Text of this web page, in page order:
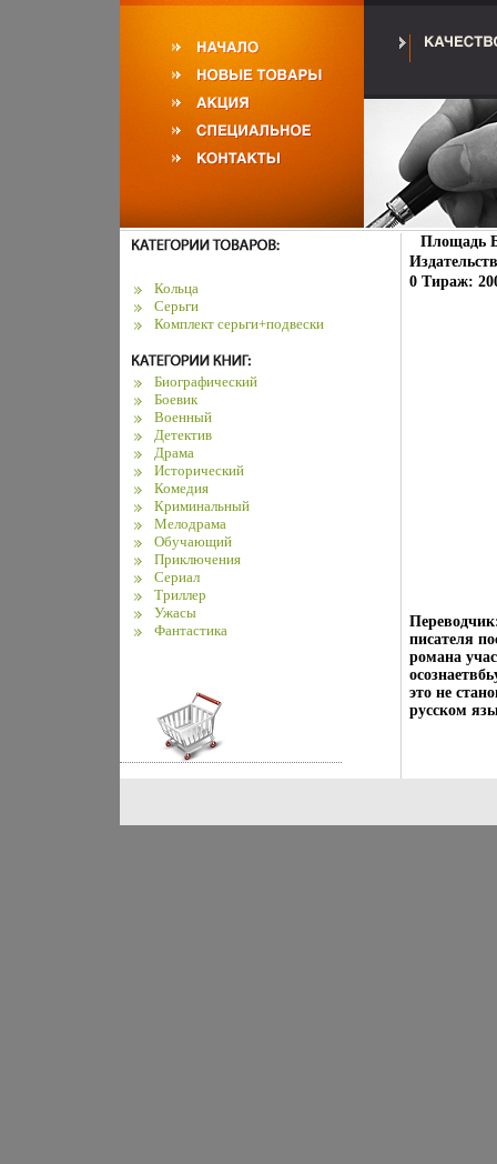
Кольца
Серьги
Комплект серьги+подвески
Биографический
Боевик
Военный
Детектив
Драма
Исторический
Комедия
Криминальный
Мелодрама
Обучающий
Приключения
Сериал
Триллер
Ужасы
Фантастика
Площадь
0 Тираж:
писателя
романа
это не
русском